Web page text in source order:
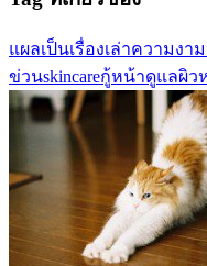
แผลเป็นเรื่องเล่าความงาม
ข่วนskincareกู้หน้าดูแลผิว